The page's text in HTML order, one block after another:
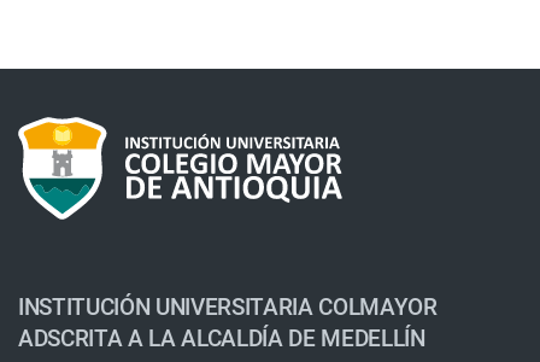
INSTITUCIÓN UNIVERSITARIA COLMAYOR
ADSCRITA A LA ALCALDÍA DE MEDELLÍN